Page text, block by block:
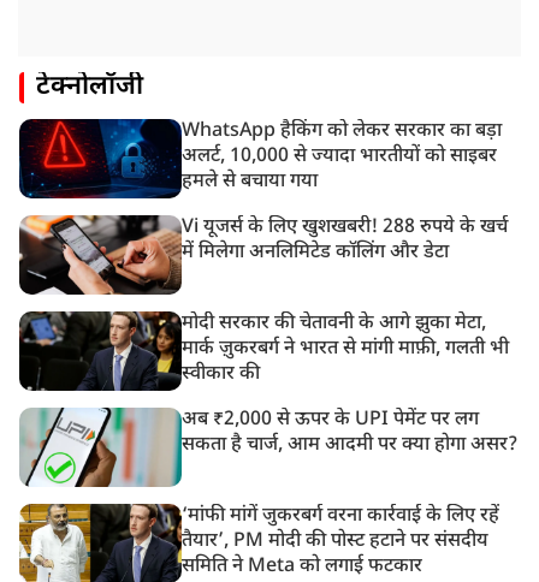
टेक्नोलॉजी
WhatsApp हैकिंग को लेकर सरकार का बड़ा
अलर्ट, 10,000 से ज्यादा भारतीयों को साइबर
हमले से बचाया गया
Vi यूजर्स के लिए खुशखबरी! 288 रुपये के खर्च
में मिलेगा अनलिमिटेड कॉलिंग और डेटा
मोदी सरकार की चेतावनी के आगे झुका मेटा,
मार्क ज़ुकरबर्ग ने भारत से मांगी माफ़ी, गलती भी
स्वीकार की
अब ₹2,000 से ऊपर के UPI पेमेंट पर लग
सकता है चार्ज, आम आदमी पर क्या होगा असर?
‘मांफी मांगें जुकरबर्ग वरना कार्रवाई के लिए रहें
तैयार’, PM मोदी की पोस्ट हटाने पर संसदीय
समिति ने Meta को लगाई फटकार